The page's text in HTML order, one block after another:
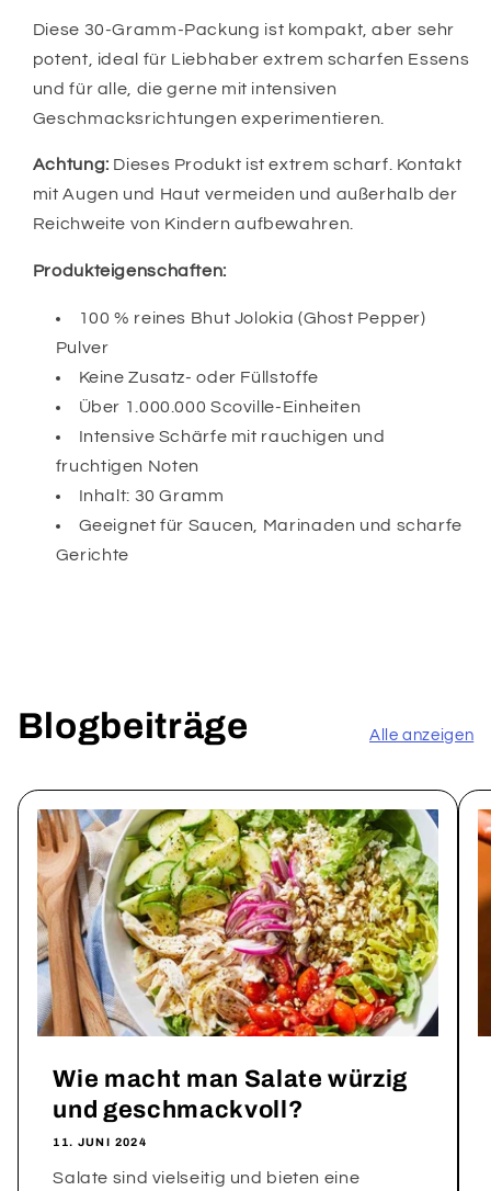
Diese 30-Gramm-Packung ist kompakt, aber sehr
potent, ideal für Liebhaber extrem scharfen Essens
und für alle, die gerne mit intensiven
Geschmacksrichtungen experimentieren.
Achtung: Dieses Produkt ist extrem scharf. Kontakt
mit Augen und Haut vermeiden und außerhalb der
Reichweite von Kindern aufbewahren.
Produkteigenschaften:
100 % reines Bhut Jolokia (Ghost Pepper)
Pulver
Keine Zusatz- oder Füllstoffe
Über 1.000.000 Scoville-Einheiten
Intensive Schärfe mit rauchigen und
fruchtigen Noten
Inhalt: 30 Gramm
Geeignet für Saucen, Marinaden und scharfe
Gerichte
Blogbeiträge Alle anzeigen
Wie macht man Salate würzig
und geschmackvoll?
11. JUNI 2024
Salate sind vielseitig und bieten eine